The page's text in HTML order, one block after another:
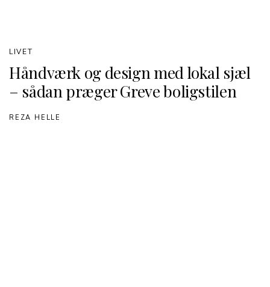
Håndværk og design med lokal sjæl
– sådan præger Greve boligstilen
LIVET
REZA HELLE